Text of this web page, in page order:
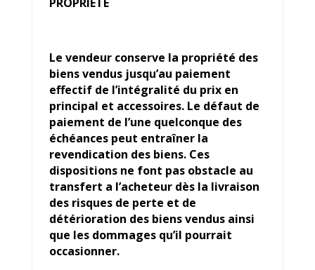
Le vendeur conserve la propriété des
biens vendus jusqu’au paiement
effectif de l’intégralité du prix en
principal et accessoires. Le défaut de
paiement de l’une quelconque des
échéances peut entraîner la
revendication des biens. Ces
dispositions ne font pas obstacle au
transfert a l’acheteur dès la livraison
des risques de perte et de
détérioration des biens vendus ainsi
que les dommages qu’il pourrait
occasionner.